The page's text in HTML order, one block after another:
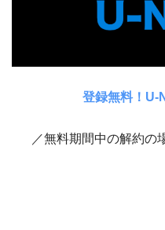
登録無料！U-
／無料期間中の解約の